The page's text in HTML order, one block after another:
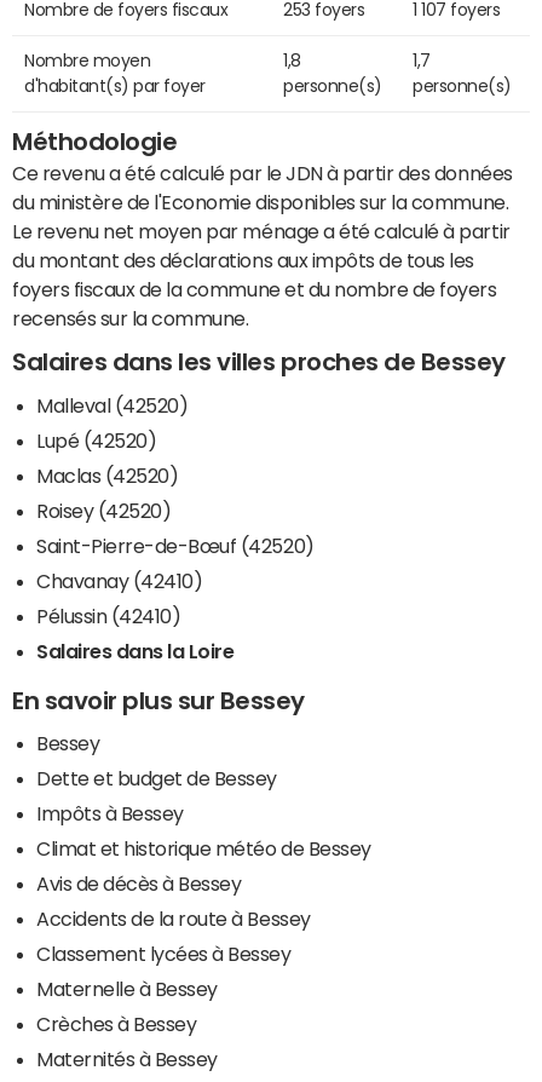
Nombre de foyers fiscaux 253 foyers 1 107 foyers
Nombre moyen
d'habitant(s) par foyer
1,8
personne(s)
1,7
personne(s)
Méthodologie
Ce revenu a été calculé par le JDN à partir des données
du ministère de l'Economie disponibles sur la commune.
Le revenu net moyen par ménage a été calculé à partir
du montant des déclarations aux impôts de tous les
foyers fiscaux de la commune et du nombre de foyers
recensés sur la commune.
Salaires dans les villes proches de Bessey
Malleval (42520)
Lupé (42520)
Maclas (42520)
Roisey (42520)
Saint-Pierre-de-Bœuf (42520)
Chavanay (42410)
Pélussin (42410)
Salaires dans la Loire
En savoir plus sur Bessey
Bessey
Dette et budget de Bessey
Impôts à Bessey
Climat et historique météo de Bessey
Avis de décès à Bessey
Accidents de la route à Bessey
Classement lycées à Bessey
Maternelle à Bessey
Crèches à Bessey
Maternités à Bessey